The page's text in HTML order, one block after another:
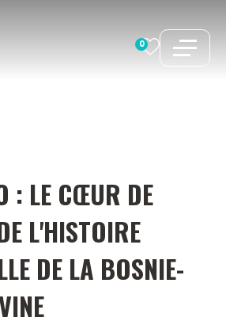
0
: LE CŒUR DE
L'HISTOIRE
DE LA BOSNIE-